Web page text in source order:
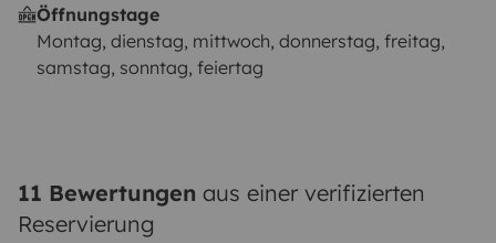
Öffnungstage
Montag, dienstag, mittwoch, donnerstag, freitag,
samstag, sonntag, feiertag
11 Bewertungen aus einer verifizierten
Reservierung